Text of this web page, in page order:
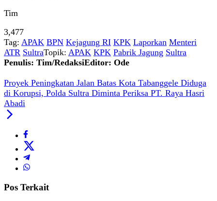
Tim
3,477
Tag: APAK BPN Kejagung RI KPK Laporkan Menteri
ATR SultraTopik: APAK KPK Pabrik Jagung Sultra
Penulis: Tim/RedaksiEditor: Ode
Proyek Peningkatan Jalan Batas Kota Tabanggele Diduga
di Korupsi, Polda Sultra Diminta Periksa PT. Raya Hasri
Abadi
Pos Terkait